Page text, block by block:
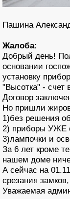
Пашина
Жалоба:
Добрый день!
основании
установку
"Высотка" - счет
Договор
Но пришли
1)без решения
2) приборы УЖЕ
3)лампочки и
За 6 лет кроме
нашем доме
А сейчас на
срезания
Уважаемая